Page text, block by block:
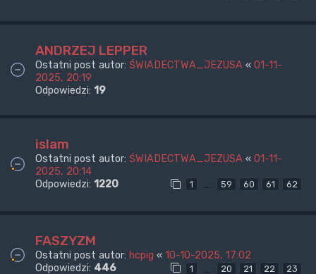
ANDRZEJ LEPPER
Ostatni post autor: ŚWIADECTWA_JEZUSA « 01-11-
2025, 20:19
Odpowiedzi: 19
islam
Ostatni post autor: ŚWIADECTWA_JEZUSA « 01-11-
2025, 20:14
Odpowiedzi: 1220 1 … 59 60 61 62
FASZYZM
Ostatni post autor: hcpig « 10-10-2025, 17:02
Odpowiedzi: 446 1 … 20 21 22 23